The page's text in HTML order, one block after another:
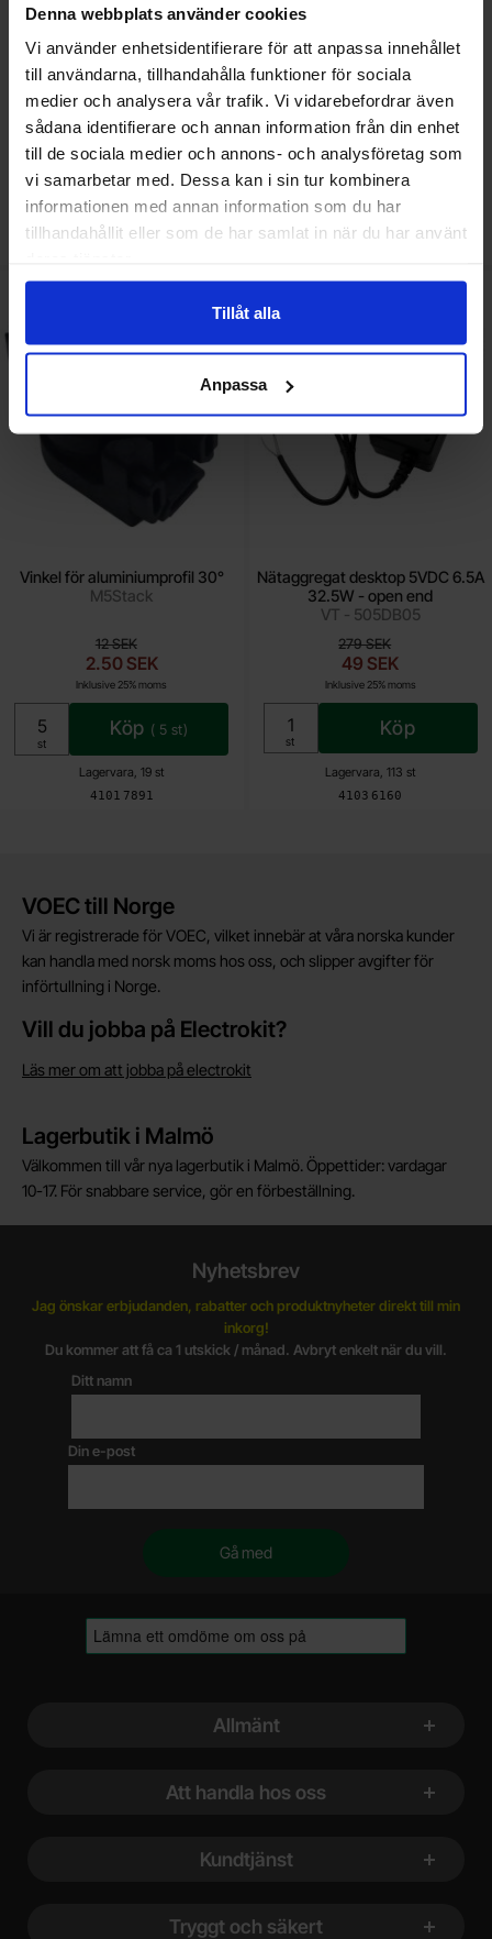
Denna webbplats använder cookies
Vi använder enhetsidentifierare för att anpassa innehållet
till användarna, tillhandahålla funktioner för sociala
medier och analysera vår trafik. Vi vidarebefordrar även
sådana identifierare och annan information från din enhet
till de sociala medier och annons- och analysföretag som
vi samarbetar med. Dessa kan i sin tur kombinera
informationen med annan information som du har
tillhandahållit eller som de har samlat in när du har använt
Tillåt alla
Anpassa
Lagervara, 4576 st
tidigare pris
0.50 SEK
rea pris
0.25 SEK
Enhet:
st
Köp (50st)
Lagervara, 186 st
tidigare pris
2.50 SEK
rea pris
0.50 SEK
Enhet:
st
Köp ( 25
Vinkel för aluminiumprofil 30°
M5Stack
Art. nr
4101 7891
Lagervara, 19 st
tidigare pris
12 SEK
rea pris
2.50 SEK
Inklusive 25% moms
Enhet:
st
Köp ( 5 st)
Nätaggregat desktop 5VDC 6.5A
32.5W - open end
VT - 505DB05
Art. nr
4103 6160
Lagervara, 113 st
tidigare pris
279 SEK
rea pris
49 SEK
Inklusive 25% moms
Enhet:
st
Köp
Kort allmän information
VOEC till Norge
Vi är registrerade för VOEC, vilket innebär at våra norska kunder
kan handla med norsk moms hos oss, och slipper avgifter för
införtullning i Norge.
Vill du jobba på Electrokit?
Läs mer om att jobba på electrokit
Lagerbutik i Malmö
Välkommen till vår nya lagerbutik i Malmö. Öppettider: vardagar
10-17. För snabbare service, gör en förbeställning.
Nyhetsbrev
Jag önskar erbjudanden, rabatter och produktnyheter direkt till min
inkorg!
Du kommer att få ca 1 utskick / månad. Avbryt enkelt när du vill.
Ditt namn
Din e-post
Allmänt
Att handla hos oss
Kundtjänst
Tryggt och säkert